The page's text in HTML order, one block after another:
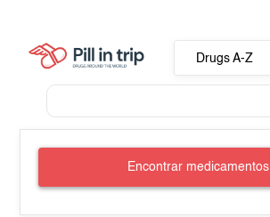
Drugs A-Z
Encontrar medicamentos